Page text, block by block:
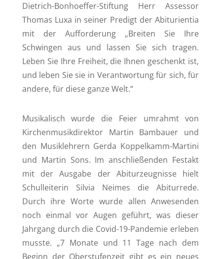
Dietrich-Bonhoeffer-Stiftung Herr Assessor
Thomas Luxa in seiner Predigt der Abiturientia
mit der Aufforderung „Breiten Sie Ihre
Schwingen aus und lassen Sie sich tragen.
Leben Sie Ihre Freiheit, die Ihnen geschenkt ist,
und leben Sie sie in Verantwortung für sich, für
andere, für diese ganze Welt.“
Musikalisch wurde die Feier umrahmt von
Kirchenmusikdirektor Martin Bambauer und
den Musiklehrern Gerda Koppelkamm-Martini
und Martin Sons. Im anschließenden Festakt
mit der Ausgabe der Abiturzeugnisse hielt
Schulleiterin Silvia Neimes die Abiturrede.
Durch ihre Worte wurde allen Anwesenden
noch einmal vor Augen geführt, was dieser
Jahrgang durch die Covid-19-Pandemie erleben
musste. „7 Monate und 11 Tage nach dem
Beginn der Oberstufenzeit gibt es ein neues